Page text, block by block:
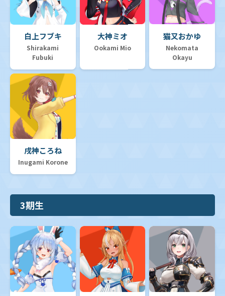
白上フブキ
Shirakami
Fubuki
大神ミオ
Ookami Mio
猫又おかゆ
Nekomata
Okayu
戌神ころね
Inugami Korone
3期生